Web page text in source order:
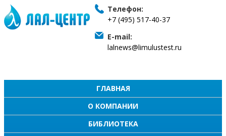
Телефон:
+7 (495) 517-40-37
E-mail:
lalnews@limulustest.ru
ГЛАВНАЯ
О КОМПАНИИ
БИБЛИОТЕКА